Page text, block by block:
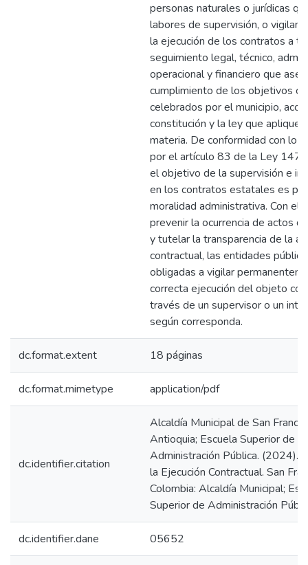
personas naturales o jurídicas
labores de supervisión, o
la ejecución de los contratos a
seguimiento legal, técnico,
operacional y financiero que
cumplimiento de los objetivos
celebrados por el municipio,
constitución y la ley que aplique
materia. De conformidad con lo
por el artículo 83 de la Ley
el objetivo de la supervisión e
en los contratos estatales es
moralidad administrativa. Con el
prevenir la ocurrencia de actos
y tutelar la transparencia de la
contractual, las entidades
obligadas a vigilar
correcta ejecución del objeto
través de un supervisor o un
según corresponda.
dc.format.extent 18 páginas
dc.format.mimetype application/pdf
dc.identifier.citation
Alcaldía Municipal de San
Antioquia; Escuela Superior de
Administración Pública. (2024).
la Ejecución Contractual. San
Colombia: Alcaldía Municipal;
Superior de Administración
dc.identifier.dane 05652